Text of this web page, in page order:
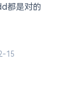
都是对的
15